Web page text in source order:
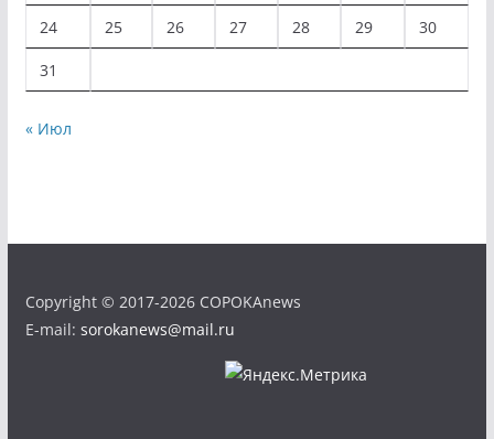
24 25 26 27 28 29 30
31
« Июл
Copyright © 2017-2026 COPOKAnews
E-mail: sorokanews@mail.ru